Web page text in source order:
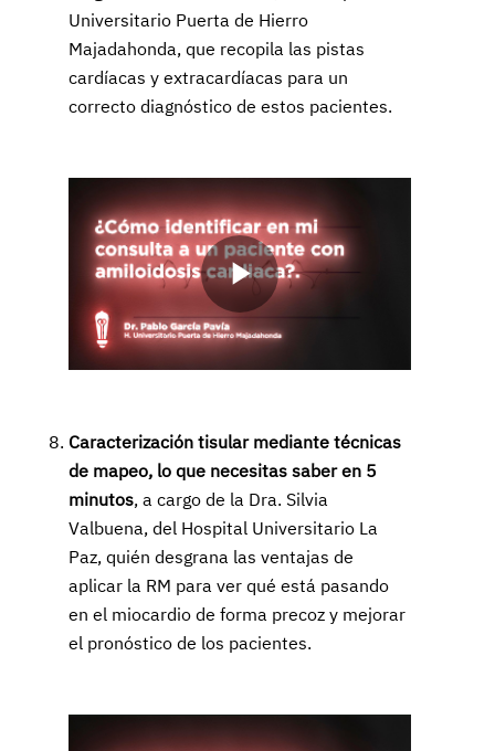
Universitario Puerta de Hierro
Majadahonda, que recopila las pistas
cardíacas y extracardíacas para un
correcto diagnóstico de estos pacientes.
Play
Caracterización tisular mediante técnicas
de mapeo, lo que necesitas saber en 5
minutos, a cargo de la Dra. Silvia
Valbuena, del Hospital Universitario La
Paz, quién desgrana las ventajas de
aplicar la RM para ver qué está pasando
en el miocardio de forma precoz y mejorar
el pronóstico de los pacientes.